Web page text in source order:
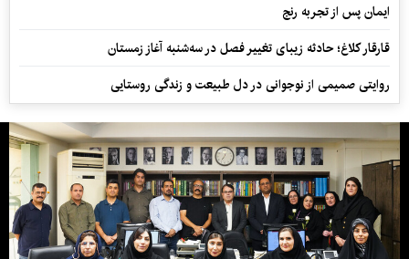
ایمان پس از تجربه رنج
قارقار کلاغ؛ حادثه زیبای تغییر فصل در سه‌شنبه آغاز زمستان
روایتی صمیمی از نوجوانی در دل طبیعت و زندگی روستایی